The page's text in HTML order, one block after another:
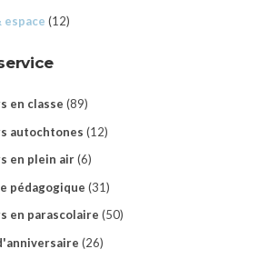
espace (12)
en classe (89)
autochtones (12)
en plein air(6)
pédagogique (31)
en parascolaire (50)
(26)